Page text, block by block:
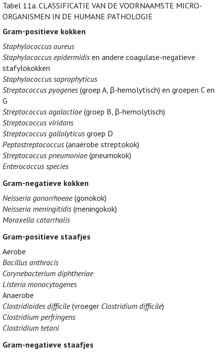
Tabel 11a. CLASSIFICATIE VAN DE VOORNAAMSTE MICRO-
ORGANISMEN IN DE HUMANE PATHOLOGIE
Gram-positieve kokken
Staphylococcus aureus
Staphylococcus epidermidis en andere coagulase-negatieve
stafylokokken
Staphylococcus saprophyticus
Streptococcus pyogenes (groep A, β-hemolytisch) en groepen C en
G
Streptococcus agalactiae(groep B, β-hemolytisch)
Streptococcus viridans
Streptococcus gallolyticus groep D
Peptostreptococcus (anaërobe streptokok)
Streptococcus pneumoniae(pneumokok)
Enterococcus species
Gram-negatieve kokken
Neisseria gonorrhoeae(gonokok)
Neisseria meningitidis (meningokok)
Moraxella catarrhalis
Gram-positieve staafjes
Aerobe
Bacillus anthracis
Corynebacterium diphtheriae
Listeria monocytogenes
Anaerobe
Clostridioides difficile(vroeger Clostridium difficile)
Clostridium perfringens
Clostridium tetani
Gram-negatieve staafjes